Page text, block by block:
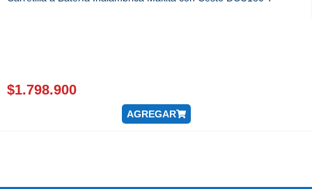
$1.798.900
AGREGAR